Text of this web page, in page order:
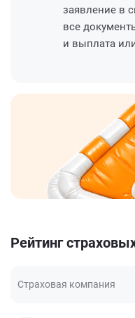
заявление в
все
и выплата
Рейтинг
Страховая компания